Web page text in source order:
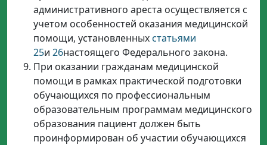
административного ареста осуществляется с
учетом особенностей оказания медицинской
помощи, установленныхстатьями
25и 26настоящего Федерального закона.
При оказании гражданам медицинской
помощи в рамках практической подготовки
обучающихся по профессиональным
образовательным программам медицинского
образования пациент должен быть
проинформирован об участии обучающихся